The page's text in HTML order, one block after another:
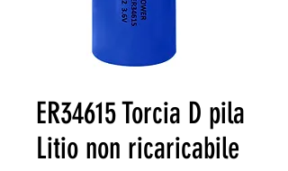
ER34615 Torcia D pila
Litio non ricaricabile